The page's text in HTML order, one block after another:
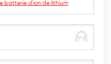
batterie d'ion de lithium